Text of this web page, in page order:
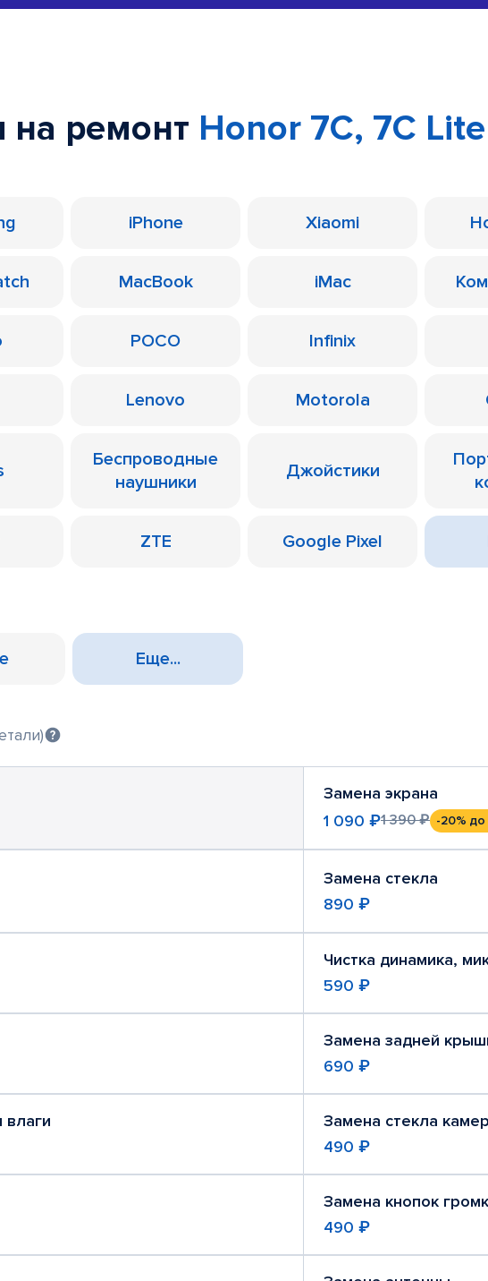
ремонт Honor 7C, 7C Lite
iPhone Xiaomi
MacBook iMac
POCO Infinix
Lenovo Motorola
Беспроводные
наушники
Джойстики
ZTE Google Pixel
Еще...
Замена экрана
1 090 ₽1 390 ₽ -20% до
Замена стекла
890 ₽
Чистка динамика,
590 ₽
Замена задней
690 ₽
влаги
Замена стекла
490 ₽
Замена кнопок
490 ₽